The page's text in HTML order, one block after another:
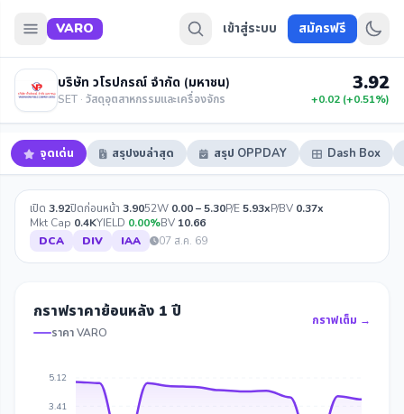
VARO เข้าสู่ระบบ สมัครฟรี
บริษัท วโรปกรณ์ จำกัด (มหาชน)
SET · วัสดุอุตสาหกรรมและเครื่องจักร
3.92
+0.02 (+0.51%)
จุดเด่น สรุปงบล่าสุด สรุป OPPDAY Dash Box
เปิด 3.92ปิดก่อนหน้า 3.9052W 0.00 – 5.30P/E5.93xP/BV 0.37x
Mkt Cap 0.4KYIELD 0.00%BV 10.66
DCA
DIV IAA 07 ส.ค. 69
กราฟราคาย้อนหลัง 1 ปี
ราคา VARO
กราฟเต็ม →
5.12
3.41